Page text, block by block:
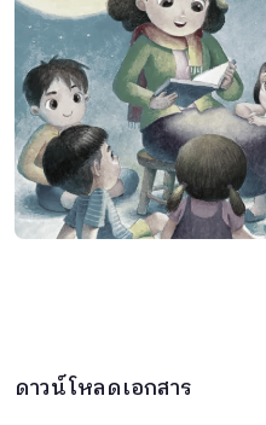
ดาวน์โหลดเอกสาร